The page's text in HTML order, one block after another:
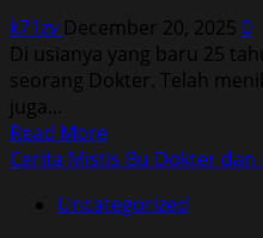
dan
Pohon
Besar
k71zv December 20, 2025 0
Di usianya yang baru 25
seorang Dokter. Telah
juga...
Read MoreRead
more
Cerita
Cerita Mistis Bu Dokter dan
Uncategorized